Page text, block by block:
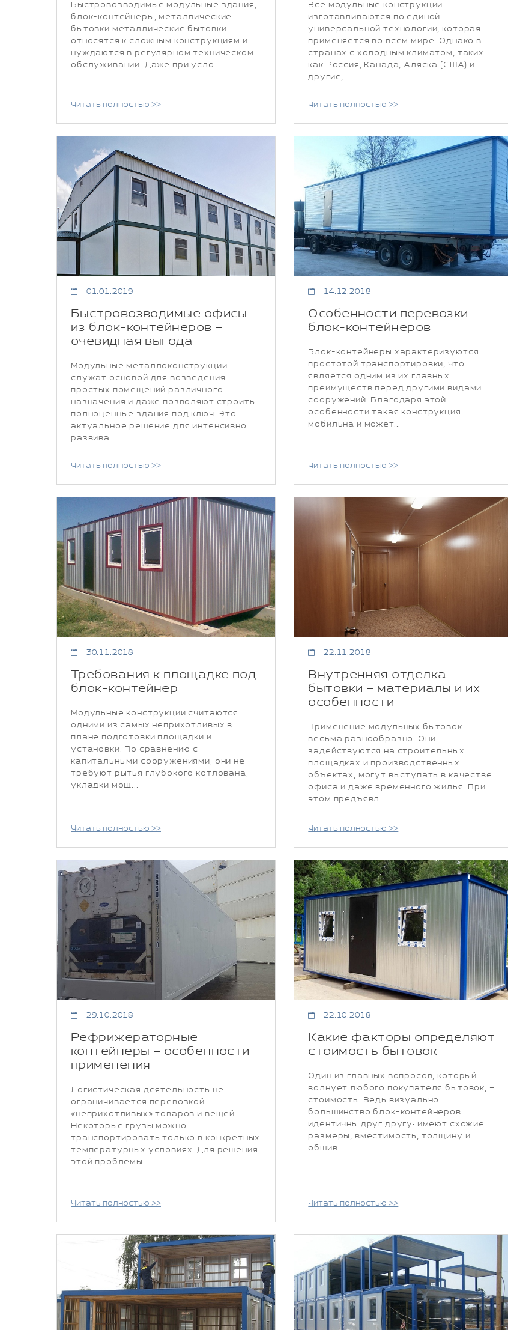
Быстровозводимые модульные здания,
блок-контейнеры, металлические
бытовки металлические бытовки
относятся к сложным конструкциям и
нуждаются в регулярном техническом
обслуживании. Даже при усло...
Читать полностью >>
Все модульные конструкции
изготавливаются по единой
универсальной технологии, которая
применяется во всем мире. Однако в
странах с холодным климатом, таких
как Россия, Канада, Аляска (США) и
другие,...
Читать полностью >>
01.01.2019
Быстровозводимые офисы
из блок-контейнеров –
очевидная выгода
Модульные металлоконструкции
служат основой для возведения
простых помещений различного
назначения и даже позволяют строить
полноценные здания под ключ. Это
актуальное решение для интенсивно
развива...
Читать полностью >>
14.12.2018
Особенности перевозки
блок-контейнеров
Блок-контейнеры характеризуются
простотой транспортировки, что
является одним из их главных
преимуществ перед другими видами
сооружений. Благодаря этой
особенности такая конструкция
мобильна и может...
Читать полностью >>
30.11.2018
Требования к площадке под
блок-контейнер
Модульные конструкции считаются
одними из самых неприхотливых в
плане подготовки площадки и
установки. По сравнению с
капитальными сооружениями, они не
требуют рытья глубокого котлована,
укладки мощ...
Читать полностью >>
22.11.2018
Внутренняя отделка
бытовки – материалы и их
особенности
Применение модульных бытовок
весьма разнообразно. Они
задействуются на строительных
площадках и производственных
объектах, могут выступать в качестве
офиса и даже временного жилья. При
этом предъявл...
Читать полностью >>
29.10.2018
Рефрижераторные
контейнеры – особенности
применения
Логистическая деятельность не
ограничивается перевозкой
«неприхотливых» товаров и вещей.
Некоторые грузы можно
транспортировать только в конкретных
температурных условиях. Для решения
этой проблемы ...
Читать полностью >>
22.10.2018
Какие факторы определяют
стоимость бытовок
Один из главных вопросов, который
волнует любого покупателя бытовок, –
стоимость. Ведь визуально
большинство блок-контейнеров
идентичны друг другу: имеют схожие
размеры, вместимость, толщину и
обшив...
Читать полностью >>